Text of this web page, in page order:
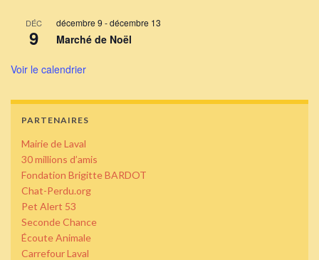
DÉC
9
décembre 9 -décembre 13
Marché de Noël
Voir le calendrier
PARTENAIRES
Mairie de Laval
30 millions d’amis
Fondation Brigitte BARDOT
Chat-Perdu.org
Pet Alert 53
Seconde Chance
Écoute Animale
Carrefour Laval